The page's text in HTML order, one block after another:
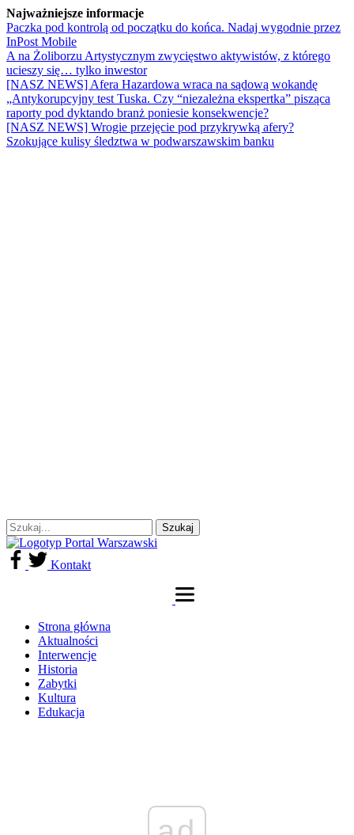
Najważniejsze informacje
Paczka pod kontrolą od początku do końca. Nadaj wygodnie przez
InPost Mobile
A na Żoliborzu Artystycznym zwycięstwo aktywistów, z którego
ucieszy się… tylko inwestor
[NASZ NEWS] Afera Hazardowa wraca na sądową wokandę
„Antykorupcyjny test Tuska. Czy “niezależna ekspertka” pisząca
raporty pod dyktando branż poniesie konsekwencje?
[NASZ NEWS] Wrogie przejęcie pod przykrywką afery?
Szokujące kulisy śledztwa w podwarszawskim banku
Kontakt
Strona główna
Aktualności
Interwencje
Historia
Zabytki
Kultura
Edukacja